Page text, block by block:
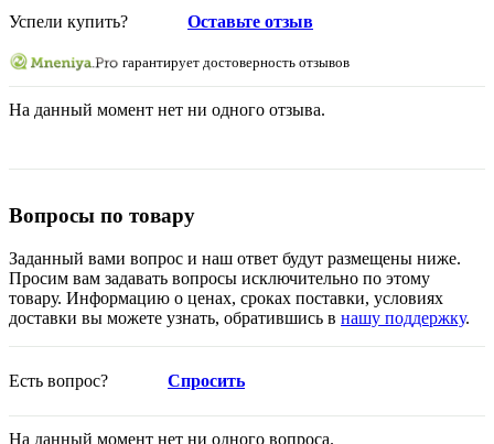
Успели купить? Оставьте отзыв
гарантирует достоверность отзывов
На данный момент нет ни одного отзыва.
Вопросы по товару
Заданный вами вопрос и наш ответ будут размещены ниже.
Просим вам задавать вопросы исключительно по этому
товару. Информацию о ценах, сроках поставки, условиях
доставки вы можете узнать, обратившись в нашу поддержку.
Есть вопрос? Спросить
На данный момент нет ни одного вопроса.